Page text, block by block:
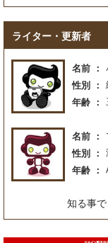
ライター・更新者
名前
性別
年齢
名前
性別
年齢
知る事